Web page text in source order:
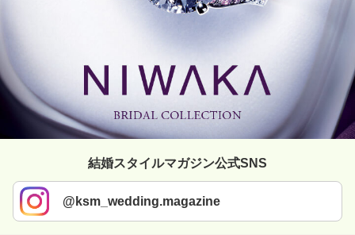
結婚スタイルマガジン公式SNS
@ksm_wedding.magazine